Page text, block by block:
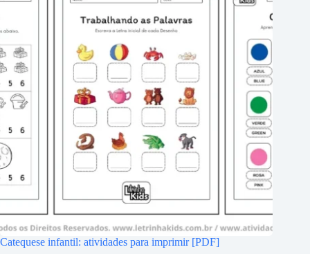
Catequese infantil: atividades para imprimir [PDF]